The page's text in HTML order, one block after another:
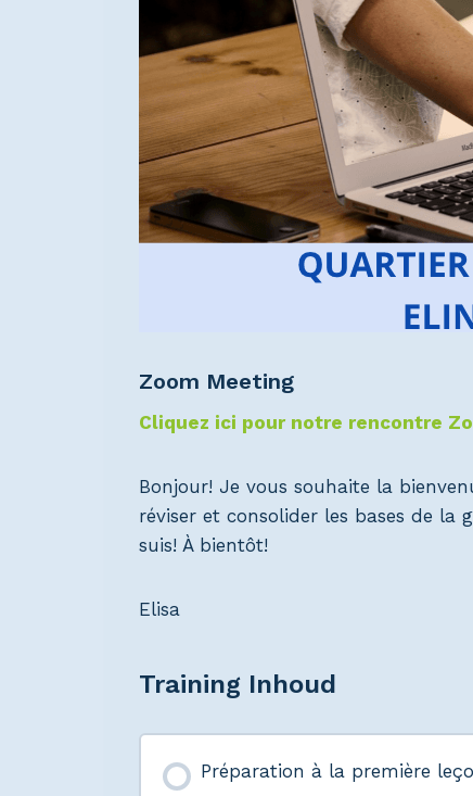
Zoom Meeting
Cliquez ici pour notre rencontre
Bonjour! Je vous souhaite la
réviser et consolider les bases de la
suis! À bientôt!
Elisa
Training Inhoud
Préparation à la première